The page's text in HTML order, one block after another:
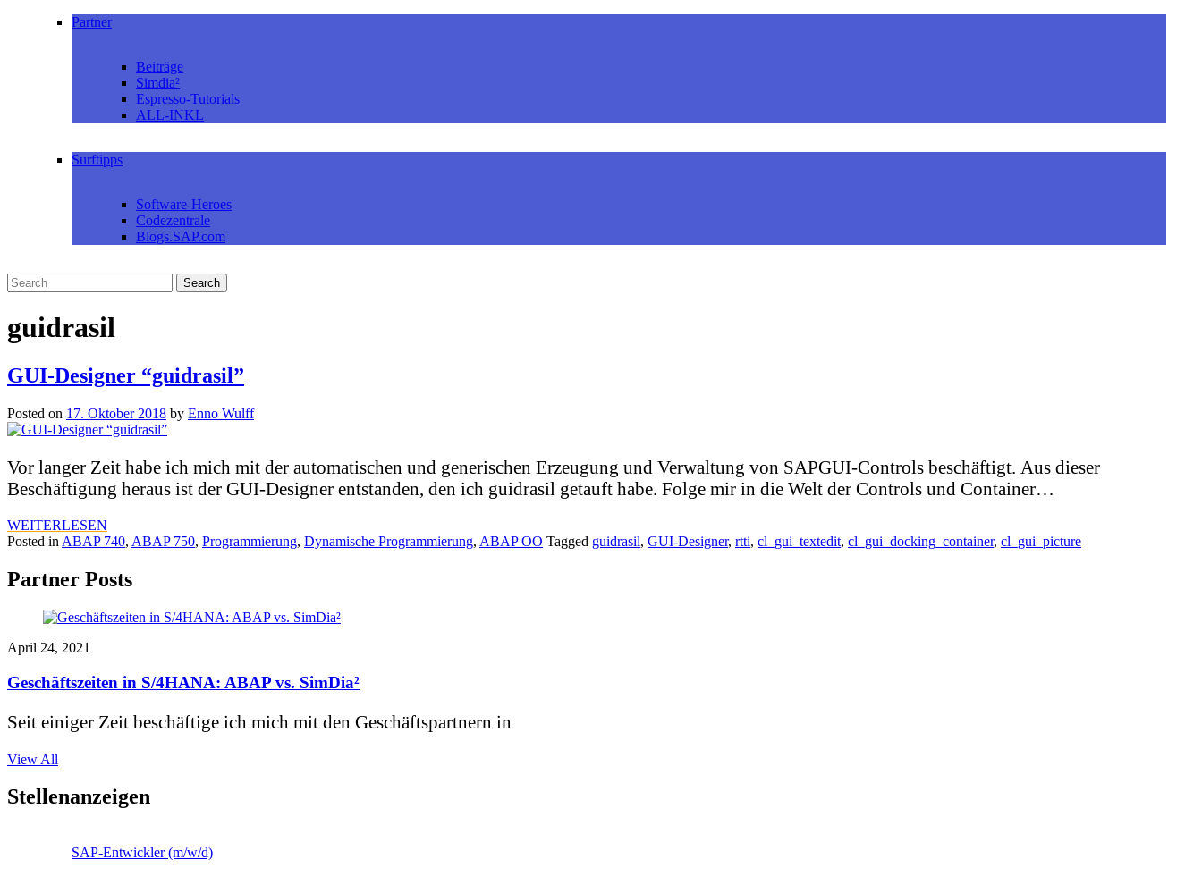
Partner
Beiträge
Simdia²
Espresso-Tutorials
ALL-INKL
Surftipps
Software-Heroes
Codezentrale
Blogs.SAP.com
guidrasil
GUI-Designer “guidrasil”
Posted on 17. Oktober 2018 by Enno Wulff
Vor langer Zeit habe ich mich mit der automatischen und generischen Erzeugung und Verwaltung von SAPGUI-Controls beschäftigt. Aus dieser
Beschäftigung heraus ist der GUI-Designer entstanden, den ich guidrasil getauft habe. Folge mir in die Welt der Controls und Container…
WEITERLESEN
Posted in ABAP 740, ABAP 750, Programmierung, Dynamische Programmierung, ABAP OO Tagged guidrasil, GUI-Designer, rtti, cl_gui_textedit, cl_gui_docking_container, cl_gui_picture
Partner Posts
April 24, 2021
Geschäftszeiten in S/4HANA: ABAP vs. SimDia²
Seit einiger Zeit beschäftige ich mich mit den Geschäftspartnern in
View All
Stellenanzeigen
SAP-Entwickler (m/w/d)